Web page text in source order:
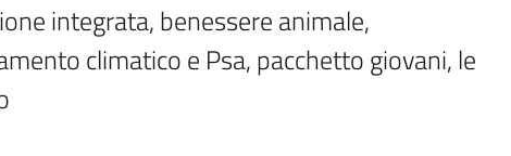
integrata, benessere animale,
climatico e Psa, pacchetto giovani, le